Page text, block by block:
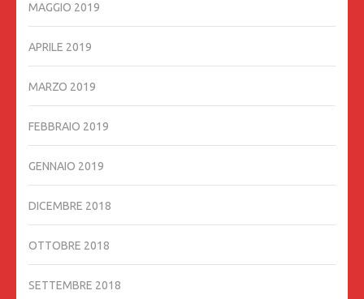
MAGGIO 2019
APRILE 2019
MARZO 2019
FEBBRAIO 2019
GENNAIO 2019
DICEMBRE 2018
OTTOBRE 2018
SETTEMBRE 2018